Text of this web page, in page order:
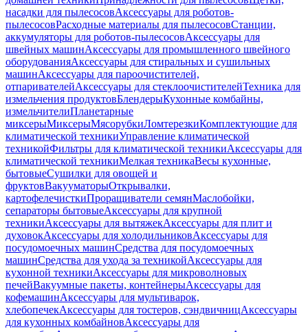
насадки для пылесосовАксессуары для роботов-
пылесосовРасходные материалы для пылесосовСтанции,
аккумуляторы для роботов-пылесосовАксессуары для
швейных машинАксессуары для промышленного швейного
оборудованияАксессуары для стиральных и сушильных
машинАксессуары для пароочистителей,
отпаривателейАксессуары для стеклоочистителейТехника для
измельчения продуктовБлендерыКухонные комбайны,
измельчителиПланетарные
миксерыМиксерыМясорубкиЛомтерезкиКомплектующие для
климатической техникиУправление климатической
техникойФильтры для климатической техникиАксессуары для
климатической техникиМелкая техникаВесы кухонные,
бытовыеСушилки для овощей и
фруктовВакууматорыОткрывалки,
картофелечисткиПроращиватели семянМаслобойки,
сепараторы бытовыеАксессуары для крупной
техникиАксессуары для вытяжекАксессуары для плит и
духовокАксессуары для холодильниковАксессуары для
посудомоечных машинСредства для посудомоечных
машинСредства для ухода за техникойАксессуары для
кухонной техникиАксессуары для микроволновых
печейВакуумные пакеты, контейнерыАксессуары для
кофемашинАксессуары для мультиварок,
хлебопечекАксессуары для тостеров, сэндвичницАксессуары
для кухонных комбайновАксессуары для